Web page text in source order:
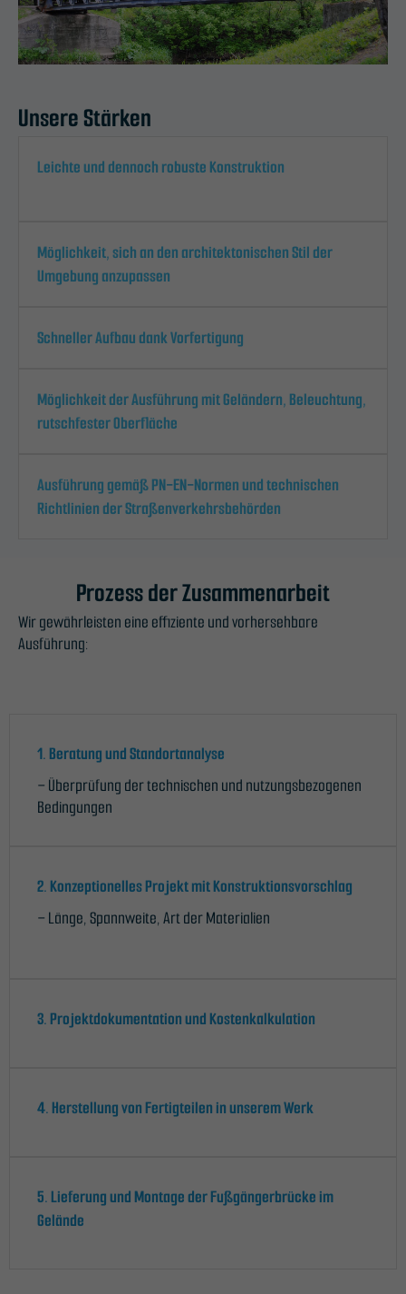
Unsere Stärken
Leichte und dennoch robuste Konstruktion
Möglichkeit, sich an den architektonischen Stil der
Umgebung anzupassen
Schneller Aufbau dank Vorfertigung
Möglichkeit der Ausführung mit Geländern, Beleuchtung,
rutschfester Oberfläche
Ausführung gemäß PN-EN-Normen und technischen
Richtlinien der Straßenverkehrsbehörden
Prozess der Zusammenarbeit
Wir gewährleisten eine effiziente und vorhersehbare
Ausführung:
1. Beratung und Standortanalyse
– Überprüfung der technischen und nutzungsbezogenen
Bedingungen
2. Konzeptionelles Projekt mit Konstruktionsvorschlag
– Länge, Spannweite, Art der Materialien
3. Projektdokumentation und Kostenkalkulation
4. Herstellung von Fertigteilen in unserem Werk
5. Lieferung und Montage der Fußgängerbrücke im
Gelände